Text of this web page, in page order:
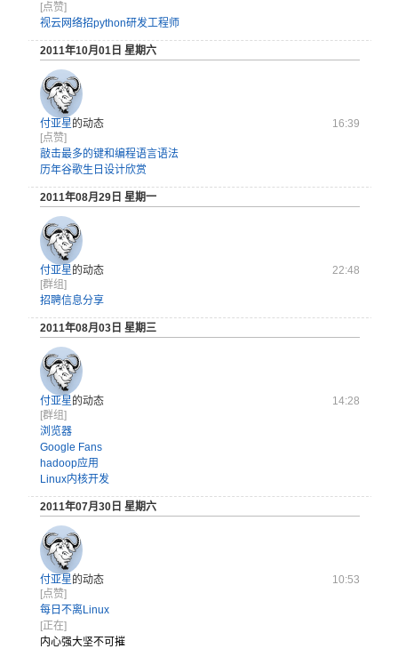
[点赞]
视云网络招python研发工程师
2011年10月01日 星期六
付亚星的动态
16:39
[点赞]
敲击最多的键和编程语言语法
历年谷歌生日设计欣赏
2011年08月29日 星期一
付亚星的动态
22:48
[群组]
招聘信息分享
2011年08月03日 星期三
付亚星的动态
14:28
[群组]
浏览器
Google Fans
hadoop应用
Linux内核开发
2011年07月30日 星期六
付亚星的动态
10:53
[点赞]
每日不离Linux
[正在]
内心强大坚不可摧